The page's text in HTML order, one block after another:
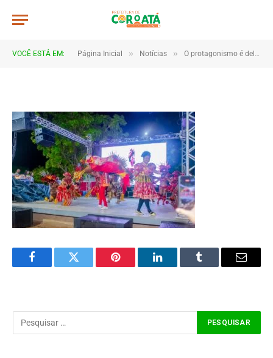
VOCÊ ESTÁ EM: Página Inicial » Notícias » O protagonismo é delas! Feira da UMEC cresce e surpreende
a062
FacebookTwitter Pinterest LinkedInTumblr Email